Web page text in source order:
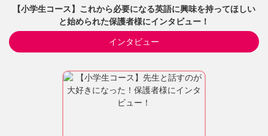
【小学生コース】これから必要になる英語に興味を持ってほしい
と始められた保護者様にインタビュー！
インタビュー